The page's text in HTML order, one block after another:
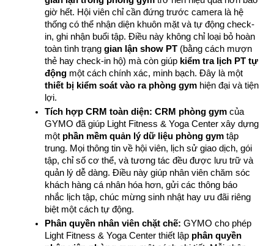
giờ hết. Hội viên chỉ cần đứng trước camera là hệ
thống có thể nhận diện khuôn mặt và tự động check-
in, ghi nhận buổi tập. Điều này không chỉ loại bỏ hoàn
toàn tình trạng gian lận show PT (bằng cách mượn
thẻ hay check-in hộ) mà còn giúp kiểm tra lịch PT tự
động
thiết bị kiểm soát vào ra phòng gym hiện đại và tiện
lợi.
Tích hợp CRM toàn diện: CRM phòng gym của
GYMO đã giúp Light Fitness & Yoga Center xây dựng
một phần mềm quản lý dữ liệu phòng gym tập
trung. Mọi thông tin về hội viên, lịch sử giao dịch, gói
tập, chỉ số cơ thể, và tương tác đều được lưu trữ và
quản lý dễ dàng. Điều này giúp nhân viên chăm sóc
khách hàng cá nhân hóa hơn, gửi các thông báo
nhắc lịch tập, chúc mừng sinh nhật hay ưu đãi riêng
biệt một cách tự động.
Phân quyền nhân viên chặt chẽ: GYMO cho phép
Light Fitness & Yoga Center thiết lập phân quyền